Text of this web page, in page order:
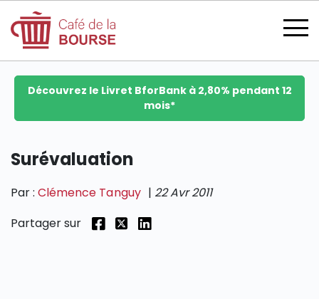
Découvrez le Livret BforBank à 2,80% pendant 12
mois*
Surévaluation
Par :Clémence Tanguy | 22 Avr 2011
Partager sur